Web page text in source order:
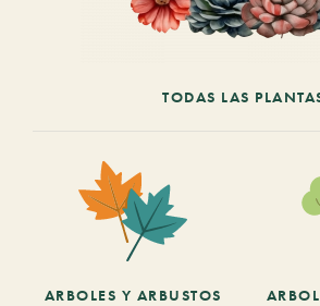
TODAS LAS
ARBOLES Y ARBUSTOS